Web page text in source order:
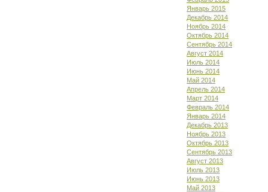
Январь 2015
Декабрь 2014
Ноябрь 2014
Октябрь 2014
Сентябрь 2014
Август 2014
Июль 2014
Июнь 2014
Май 2014
Апрель 2014
Март 2014
Февраль 2014
Январь 2014
Декабрь 2013
Ноябрь 2013
Октябрь 2013
Сентябрь 2013
Август 2013
Июль 2013
Июнь 2013
Май 2013